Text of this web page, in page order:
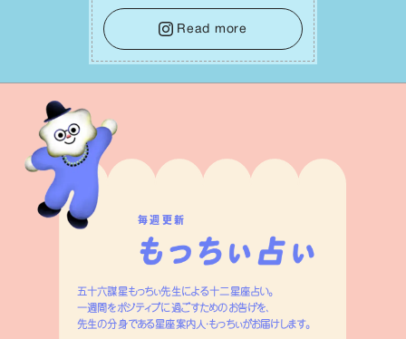
を踏み出すのに役⽴つはず。また、広い
意味での「癒し」や「治療」が必要な⽇で
もあり、特に⼈間関係の改善は課題の⼀
つです。
Read more
毎週更新
五十六謀星もっちぃ先生による十二星座占い。
一週間をポジティブに過ごすためのお告げを、
先生の分身である星座案内人・もっちぃがお届けします。